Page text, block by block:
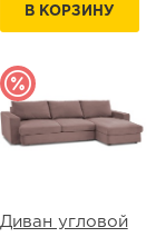
В КОРЗИНУ
Диван угловой